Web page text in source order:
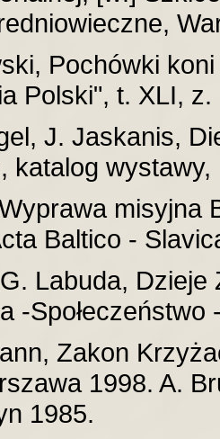
Pochówki
Polski", t. XLI,
J. Jaskanis,
katalog
misyjna
Baltico -
Labuda,
-
Zakon
1998. A.
1985.